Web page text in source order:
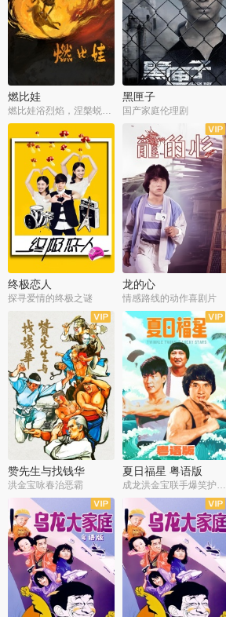
燃比娃
燃比娃浴烈焰，涅槃蜕变成人
黑匣子
国产家庭伦理剧
终极恋人
探寻爱情的终极之谜
龙的心
情感路线的动作喜剧片
赞先生与找钱华
洪金宝咏春治恶霸
夏日福星 粤语版
成龙洪金宝联手爆笑护美女